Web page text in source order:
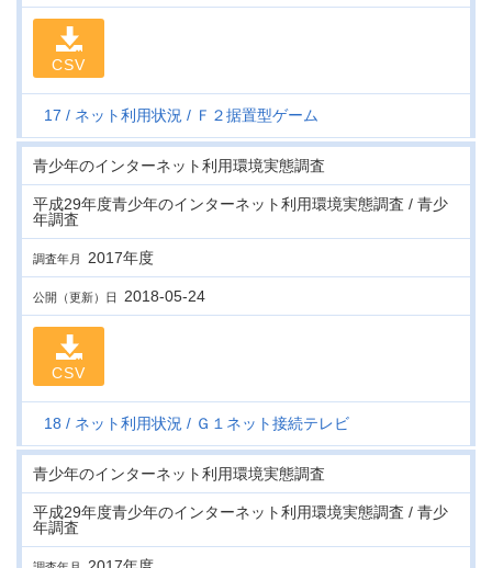
CSV
17 ネット利用状況 Ｆ２据置型ゲーム
青少年のインターネット利用環境実態調査
平成29年度青少年のインターネット利用環境実態調査 / 青少
年調査
調査年月 2017年度
公開（更新）日 2018-05-24
CSV
18 ネット利用状況 Ｇ１ネット接続テレビ
青少年のインターネット利用環境実態調査
平成29年度青少年のインターネット利用環境実態調査 / 青少
年調査